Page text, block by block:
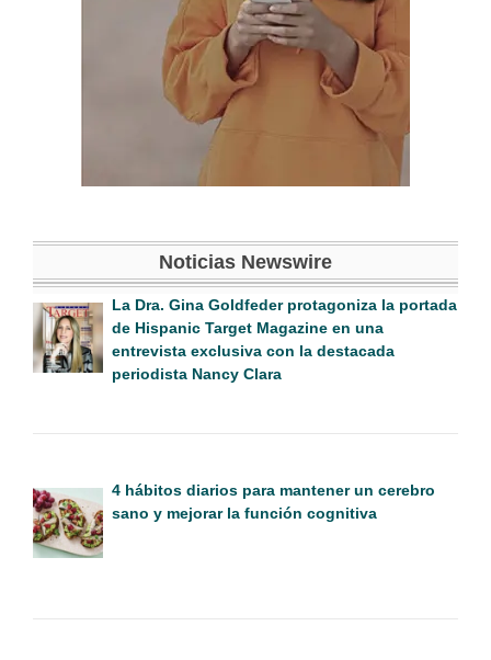
Noticias Newswire
La Dra. Gina Goldfeder protagoniza la portada
de Hispanic Target Magazine en una
entrevista exclusiva con la destacada
periodista Nancy Clara
4 hábitos diarios para mantener un cerebro
sano y mejorar la función cognitiva